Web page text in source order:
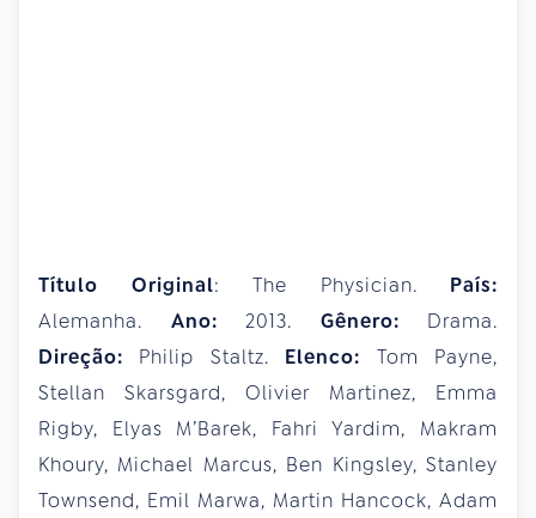
Título Original: The Physician. País:
Alemanha. Ano: 2013. Gênero: Drama.
Direção: Philip Staltz. Elenco: Tom Payne,
Stellan Skarsgard, Olivier Martinez, Emma
Rigby, Elyas M’Barek, Fahri Yardim, Makram
Khoury, Michael Marcus, Ben Kingsley, Stanley
Townsend, Emil Marwa, Martin Hancock, Adam